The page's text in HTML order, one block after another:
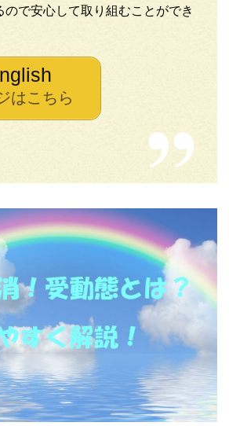
ので安心して取り組むことができ
はこちら